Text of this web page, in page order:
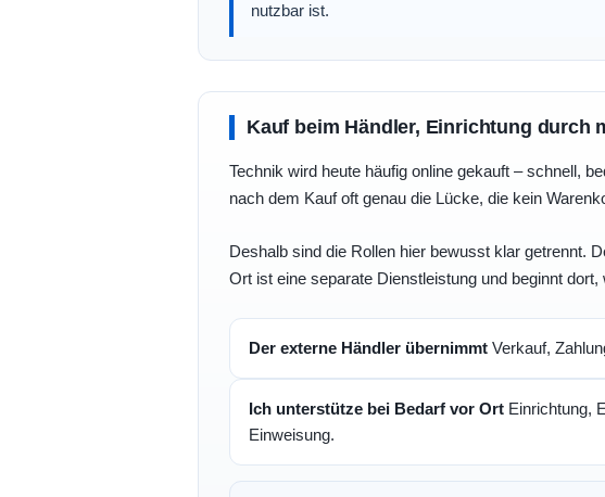
nutzbar ist.
Kauf beim Händler, Einrichtung durch
Technik wird heute häufig online gekauft – schnell,
nach dem Kauf oft genau die Lücke, die kein
Deshalb sind die Rollen hier bewusst klar getrennt.
Ort ist eine separate Dienstleistung und beginnt dort,
Der externe Händler übernimmt Verkauf,
Ich unterstütze bei Bedarf vor Ort Einrichtung,
Einweisung.